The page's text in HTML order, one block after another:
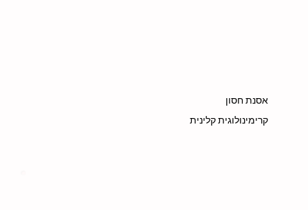
אסנת חסון
קרימינולוגית קלינית